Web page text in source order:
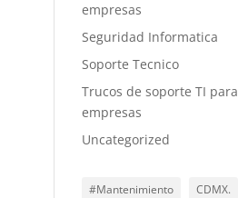
empresas
Seguridad Informatica
Soporte Tecnico
Trucos de soporte TI para
empresas
Uncategorized
#Mantenimiento
CDMX.